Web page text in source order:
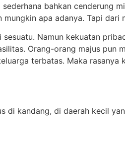
bahkan cenderung
apa adanya. Tapi dari
Namun kekuatan
Orang-orang majus pun
terbatas. Maka
di kandang, di daerah kecil